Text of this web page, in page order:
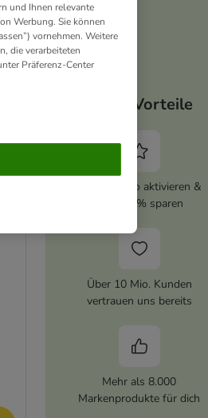
Deine Vorteile
zooplus Abo aktivieren &
immer 5% sparen
Über 10 Mio. Kunden
vertrauen uns bereits
Mehr als 8.000
Markenprodukte für dich
und Ihnen relevante
Werbung. Sie können
vornehmen. Weitere
die verarbeiteten
Präferenz-Center